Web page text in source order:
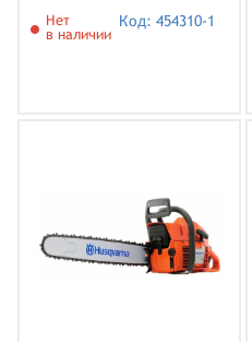
Нет
в наличии
Код: 454310-1